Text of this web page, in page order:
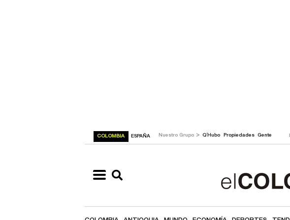
COLOMBIA ESPAÑA Nuestro Grupo > Q´Hubo Propiedades Gente